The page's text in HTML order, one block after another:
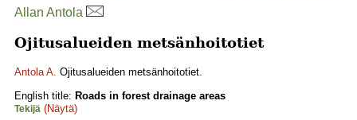
Allan Antola
Ojitusalueiden metsänhoitotiet
Antola A. Ojitusalueiden metsänhoitotiet.
English title: Roads in forest drainage areas
Tekijä (Näytä)